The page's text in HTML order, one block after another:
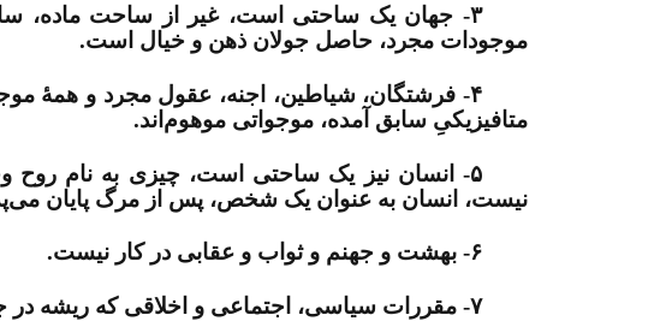
۳- جهان یک ساحتی است، غیر از ساحت ماده،
موجودات مجرد، حاصل جولان ذهن و خیال است.
۴- فرشتگان، شیاطین، اجنه، عقول مجرد و همۀ
متافیزیکیِ سابق آمده، موجواتی موهوم‌اند.
۵- انسان نیز یک ساحتی است، چیزی به نام روح
نیست، انسان به عنوان یک شخص، پس از مرگ پایان
۶- بهشت و جهنم و ثواب و عقابی در کار نیست .
۷- مقررات سیاسی، اجتماعی و اخلاقی که ریشه در جهان علوی دارند، همه ساختۀ انسان‌‏هایند